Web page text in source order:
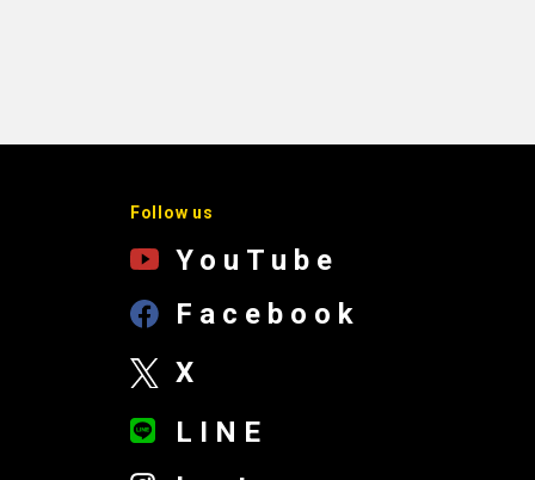
Follow us
YouTube
Facebook
X
LINE